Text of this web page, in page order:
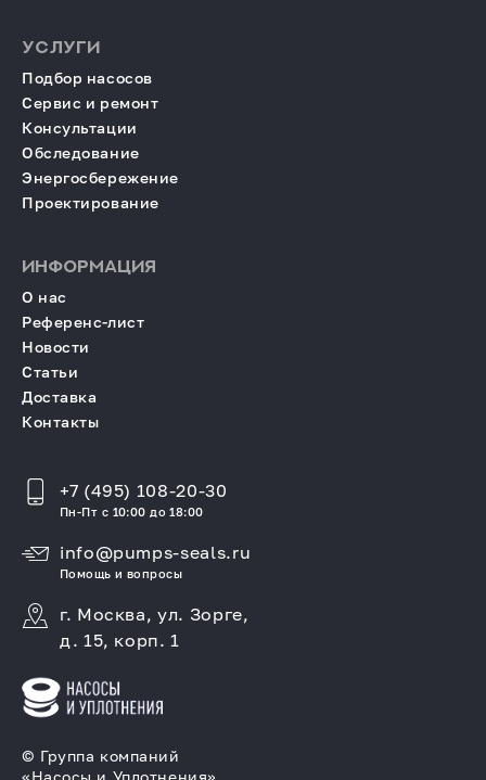
© Группа компаний
«Насосы и Уплотнения»
УСЛУГИ
Подбор насосов
Сервис и ремонт
Консультации
Обследование
Энергосбережение
Проектирование
ИНФОРМАЦИЯ
О нас
Референс-лист
Новости
Статьи
Доставка
Контакты
+7 (495) 108-20-30
Пн-Пт с 10:00 до 18:00
info@pumps-seals.ru
Помощь и вопросы
г. Москва, ул. Зорге,
д. 15, корп. 1